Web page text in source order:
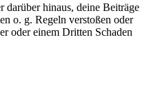
darüber hinaus, deine Beiträge
o. g. Regeln verstoßen oder
oder einem Dritten Schaden